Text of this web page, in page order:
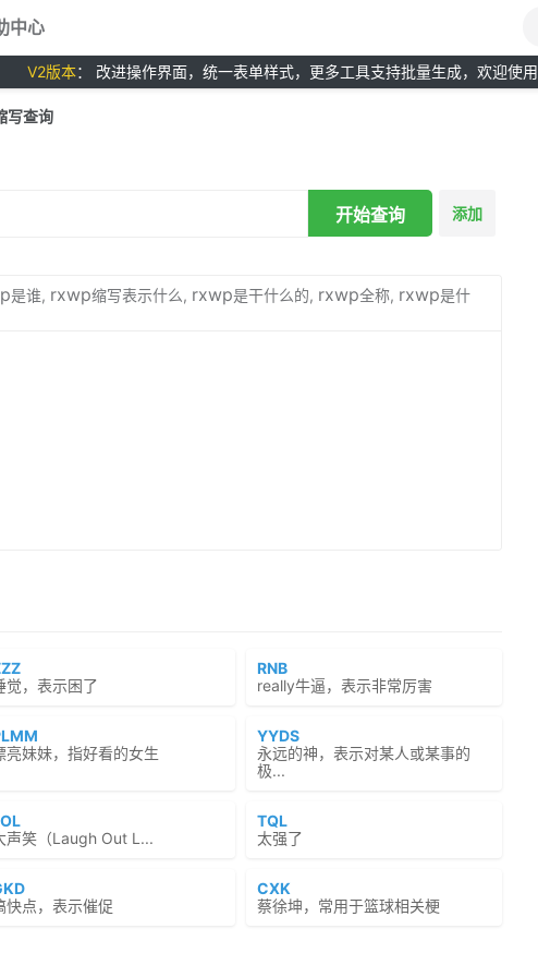
中心
V2版本： 改进操作界面，统一表单样式，更多工具支持批量生成，欢迎使用
写查询
开始查询 添加
是谁, rxwp缩写表示什么, rxwp是干什么的, rxwp全称, rxwp是什
觉，表示困了
RNB
really牛逼，表示非常厉害
亮妹妹，指好看的女生
YYDS
永远的神，表示对某人或某事的
极...
声笑（Laugh Out L...
TQL
太强了
快点，表示催促
CXK
蔡徐坤，常用于篮球相关梗